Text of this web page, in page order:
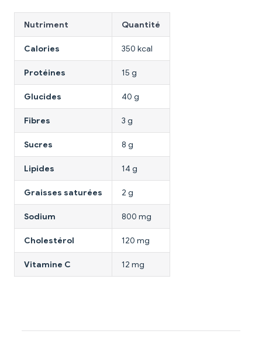
Nutriment Quantité
Calories 350 kcal
Protéines 15 g
Glucides 40 g
Fibres 3 g
Sucres 8 g
Lipides 14 g
Graisses saturées 2 g
Sodium 800 mg
Cholestérol 120 mg
Vitamine C 12 mg